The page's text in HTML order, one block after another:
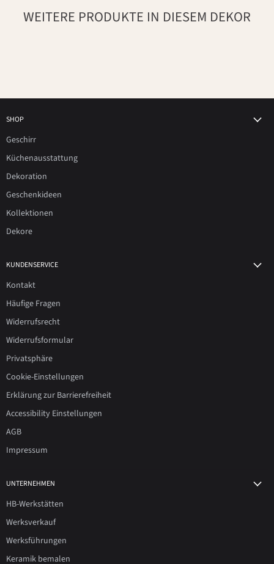
WEITERE PRODUKTE IN DIESEM DEKOR
SHOP
Geschirr
Küchenausstattung
Dekoration
Geschenkideen
Kollektionen
Dekore
KUNDENSERVICE
Kontakt
Häufige Fragen
Widerrufsrecht
Widerrufsformular
Privatsphäre
Cookie-Einstellungen
Erklärung zur Barrierefreiheit
Accessibility Einstellungen
AGB
Impressum
UNTERNEHMEN
HB-Werkstätten
Werksverkauf
Werksführungen
Keramik bemalen